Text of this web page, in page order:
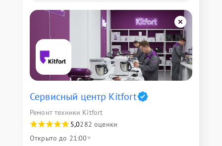
Сервисный центр Kitfort
Ремонт техники Kitfort
5,0282 оценки
Открыто до 21:00